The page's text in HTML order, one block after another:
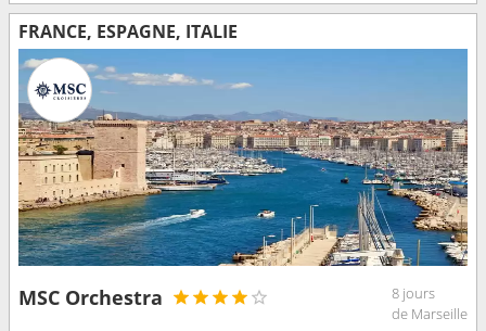
FRANCE, ESPAGNE, ITALIE
MSC Orchestra
8 jours
de Marseille